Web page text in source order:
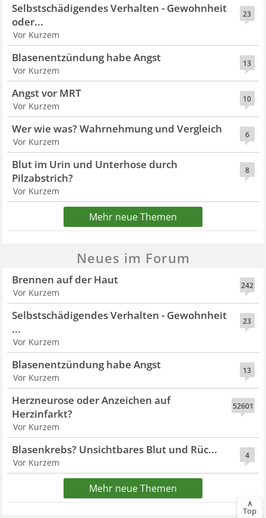
23
Selbstschädigendes Verhalten - Gewohnheit
oder...
Vor Kurzem
13
Blasenentzündung habe Angst
Vor Kurzem
10
Angst vor MRT
Vor Kurzem
6
Wer wie was? Wahrnehmung und Vergleich
Vor Kurzem
8
Blut im Urin und Unterhose durch
Pilzabstrich?
Vor Kurzem
Mehr neue Themen
Neues im Forum
242
Brennen auf der Haut
Vor Kurzem
23
Selbstschädigendes Verhalten - Gewohnheit
...
Vor Kurzem
13
Blasenentzündung habe Angst
Vor Kurzem
52601
Herzneurose oder Anzeichen auf
Herzinfarkt?
Vor Kurzem
4
Blasenkrebs? Unsichtbares Blut und Rüc...
Vor Kurzem
Mehr neue Themen
∧
Top